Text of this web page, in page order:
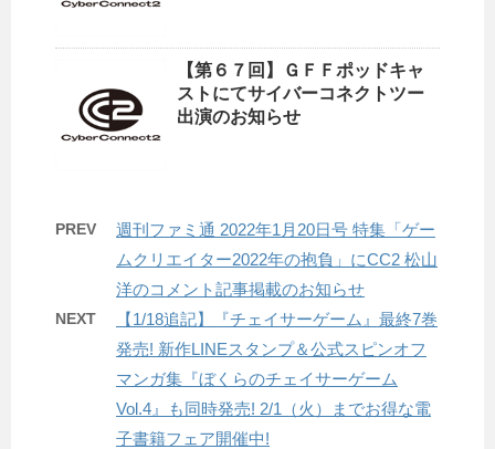
【第６７回】ＧＦＦポッドキャ
ストにてサイバーコネクトツー
出演のお知らせ
PREV
週刊ファミ通 2022年1月20日号 特集「ゲー
ムクリエイター2022年の抱負」にCC2 松山
洋のコメント記事掲載のお知らせ
NEXT
【1/18追記】『チェイサーゲーム』最終7巻
発売! 新作LINEスタンプ＆公式スピンオフ
マンガ集『ぼくらのチェイサーゲーム
Vol.4』も同時発売! 2/1（火）までお得な電
子書籍フェア開催中!